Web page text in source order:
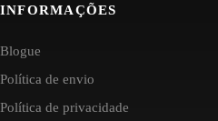
INFORMAÇÕES
Blogue
Política de envio
Política de privacidade